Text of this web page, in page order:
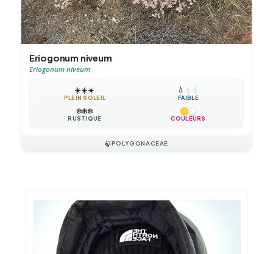
Eriogonum niveum
Eriogonum niveum
☀️☀️☀️
PLEIN SOLEIL
💧 💧 💧
FAIBLE
❄️❄️❄️
RUSTIQUE COULEURS
🍃POLYGONACEAE